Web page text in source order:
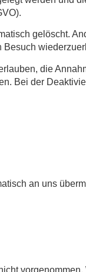
gelöscht.
Besuch
die
Bei der
an uns